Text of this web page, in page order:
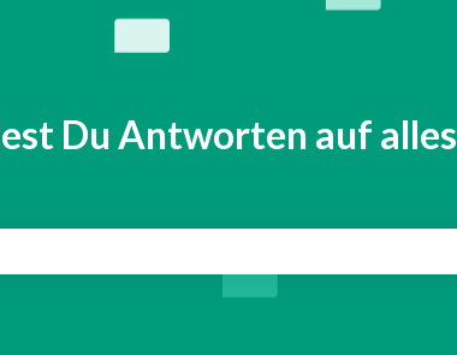
Du Antworten auf alles